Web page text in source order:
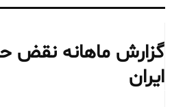
گزارش ماهانه نقض
ایران